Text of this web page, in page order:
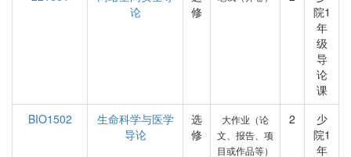
论
修
院1
年
级
导
论
课
BIO1502
生命科学与医学
导论
选
修
大作业（论
文、报告、项
目或作品等）
2
少
院1
年